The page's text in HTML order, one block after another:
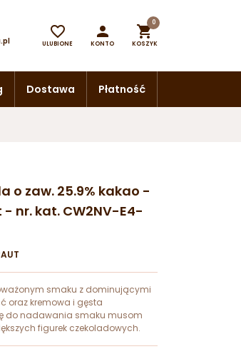

ULUBIONE

KONTO

0
KOSZYK
Dostawa Płatność
o zaw. 25.9% kakao -
- nr. kat. CW2NV-E4-
smaku z dominującymi
oraz kremowa i gęsta
do nadawania smaku musom
figurek czekoladowych.